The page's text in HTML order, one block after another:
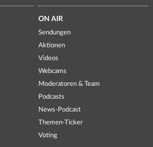
ON AIR
Sendungen
Aktionen
Videos
Webcams
Moderatoren & Team
Podcasts
News-Podcast
Themen-Ticker
Voting